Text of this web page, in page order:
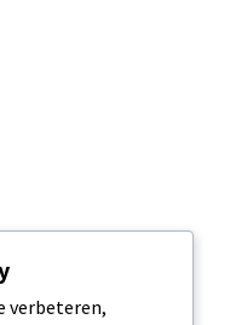
verbeteren,